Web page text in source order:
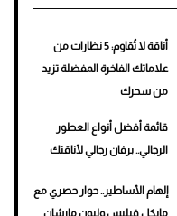
أناقة لا تُقاوم: 5 نظارات من
علاماتك الفاخرة المفضلة تزيد
من سحرك
قائمة أفضل أنواع العطور
الرجالي.. برفان رجالي لأناقتك
إلهام الأساطير.. حوار حصري مع
مايكل فيلبس وليون مارشان